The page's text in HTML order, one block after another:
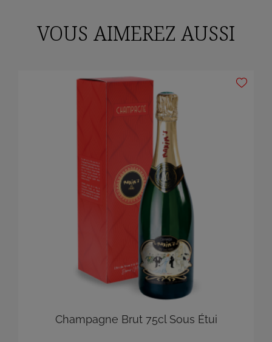
VOUS AIMEREZ AUSSI
Champagne Brut 75cl Sous Étui